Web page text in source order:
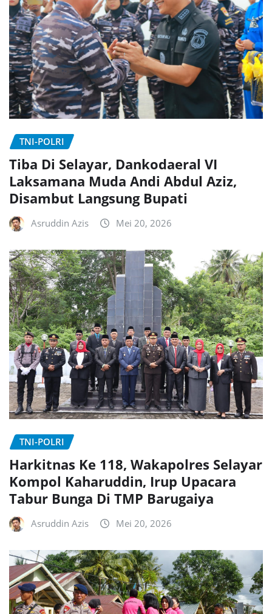
TNI-POLRI
Tiba Di Selayar, Dankodaeral VI
Laksamana Muda Andi Abdul Aziz,
Disambut Langsung Bupati
Asruddin Azis Mei 20, 2026
TNI-POLRI
Harkitnas Ke 118, Wakapolres Selayar
Kompol Kaharuddin, Irup Upacara
Tabur Bunga Di TMP Barugaiya
Asruddin Azis Mei 20, 2026